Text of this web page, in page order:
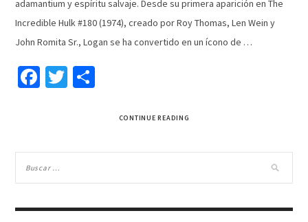
adamantium y espíritu salvaje. Desde su primera aparición en The
Incredible Hulk #180 (1974), creado por Roy Thomas, Len Wein y
John Romita Sr., Logan se ha convertido en un ícono de …
Facebook
TwitterCompartir
CONTINUE READING